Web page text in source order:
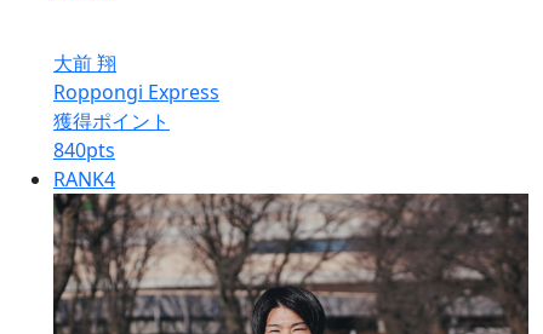
大前 翔
Roppongi Express
獲得ポイント
840pts
RANK4